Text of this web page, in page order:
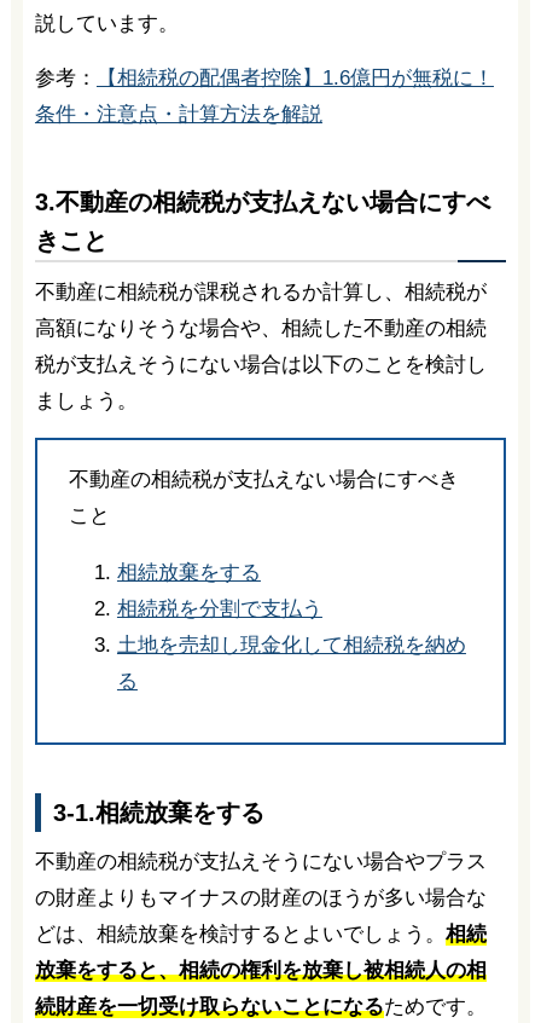
説しています。
参考：
【相続税の配偶者控除】1.6億円が無税に！
条件・注意点・計算方法を解説
3.不動産の相続税が支払えない場合にすべ
きこと
不動産に相続税が課税されるか計算し、相続税が
高額になりそうな場合や、相続した不動産の相続
税が支払えそうにない場合は以下のことを検討し
ましょう。
不動産の相続税が支払えない場合にすべき
こと
相続放棄をする
相続税を分割で支払う
土地を売却し現金化して相続税を納め
る
3-1.相続放棄をする
不動産の相続税が支払えそうにない場合やプラス
の財産よりもマイナスの財産のほうが多い場合な
どは、相続放棄を検討するとよいでしょう。 相続
放棄をすると、相続の権利を放棄し被相続人の相
続財産を一切受け取らないことになるためです。